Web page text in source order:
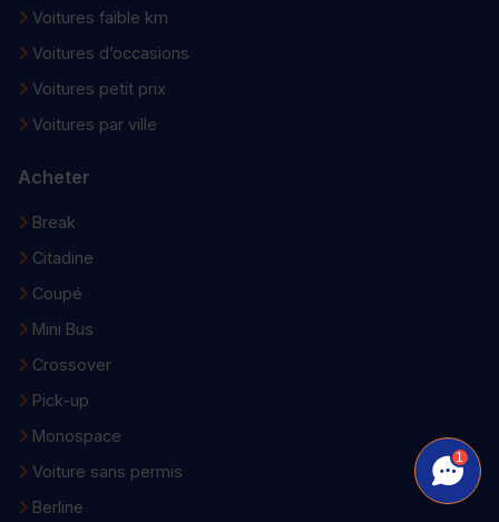
Voitures faible km
Voitures d’occasions
Voitures petit prix
Voitures par ville
Acheter
Break
Citadine
Coupé
Mini Bus
Crossover
Pick-up
Monospace
Voiture sans permis
Berline
1